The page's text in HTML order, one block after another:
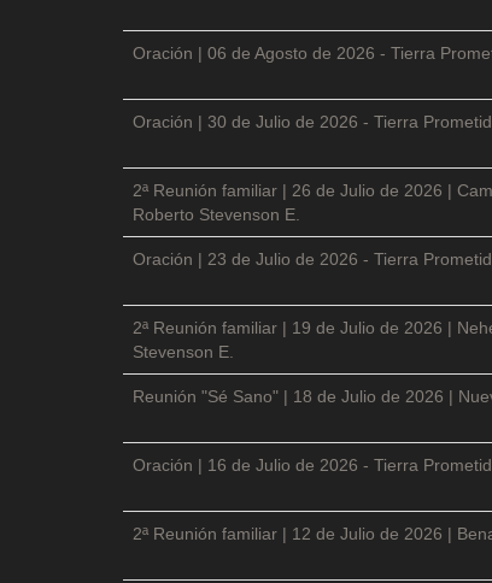
Oración | 06 de Agosto de 2026 - Tierra
Oración | 30 de Julio de 2026 - Tierra
2ª Reunión familiar | 26 de Julio de 2026 |
Roberto Stevenson E.
Oración | 23 de Julio de 2026 - Tierra
2ª Reunión familiar | 19 de Julio de 2026 |
Stevenson E.
Reunión "Sé Sano" | 18 de Julio de 2026 |
Oración | 16 de Julio de 2026 - Tierra
2ª Reunión familiar | 12 de Julio de 2026 |